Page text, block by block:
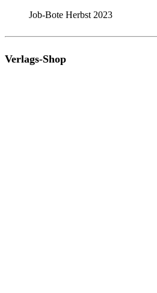
Job-Bote Herbst 2023
Verlags-Shop